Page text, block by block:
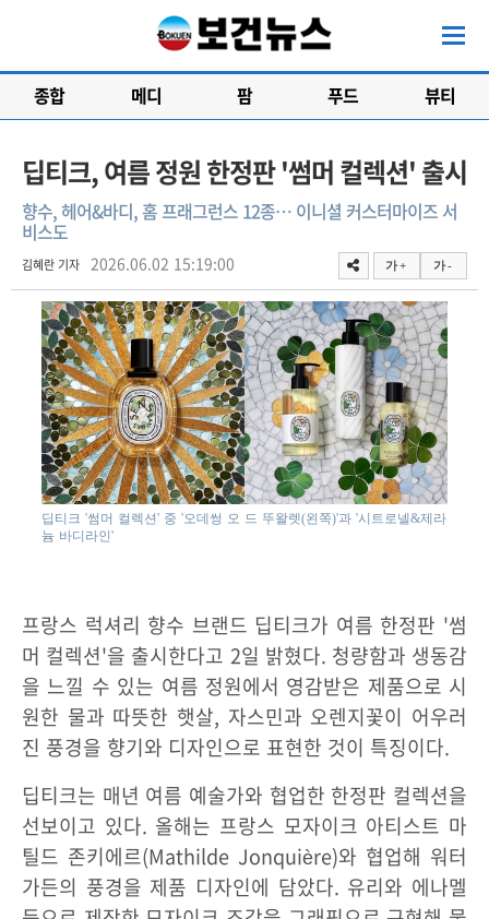
종합 메디 팜 푸드 뷰티
딥티크, 여름 정원 한정판 '썸머 컬렉션' 출시
향수, 헤어&바디, 홈 프래그런스 12종… 이니셜 커스터마이즈 서
비스도
김혜란 기자 2026.06.02 15:19:00 가 + 가 -
딥티크 '썸머 컬렉션' 중 '오데썽 오 드 뚜왈렛(왼쪽)'과 '시트로넬&제라
늄 바디라인'
프랑스 럭셔리 향수 브랜드 딥티크가 여름 한정판 '썸
머 컬렉션'을 출시한다고 2일 밝혔다. 청량함과 생동감
을 느낄 수 있는 여름 정원에서 영감받은 제품으로 시
원한 물과 따뜻한 햇살, 자스민과 오렌지꽃이 어우러
진 풍경을 향기와 디자인으로 표현한 것이 특징이다.
딥티크는 매년 여름 예술가와 협업한 한정판 컬렉션을
선보이고 있다. 올해는 프랑스 모자이크 아티스트 마
틸드 존키에르(Mathilde Jonquière)와 협업해 워터
가든의 풍경을 제품 디자인에 담았다. 유리와 에나멜